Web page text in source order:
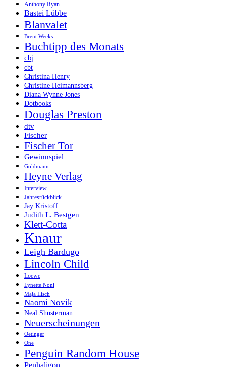
Anthony Ryan
Bastei Lübbe
Blanvalet
Brent Weeks
Buchtipp des Monats
cbj
cbt
Christina Henry
Christine Heimannsberg
Diana Wynne Jones
Dotbooks
Douglas Preston
dtv
Fischer
Fischer Tor
Gewinnspiel
Goldmann
Heyne Verlag
Interview
Jahresrückblick
Jay Kristoff
Judith L. Bestgen
Klett-Cotta
Knaur
Leigh Bardugo
Lincoln Child
Loewe
Lynette Noni
Maja Ilisch
Naomi Novik
Neal Shusterman
Neuerscheinungen
Oetinger
One
Penguin Random House